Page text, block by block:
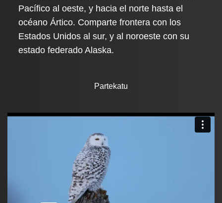
Pacífico al oeste, y hacia el norte hasta el
océano Ártico. Comparte frontera con los
Estados Unidos al sur, y al noroeste con su
estado federado Alaska.
Partekatu